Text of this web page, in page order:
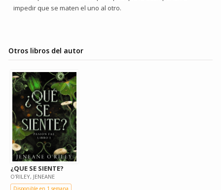
impedir que se maten el uno al otro.
Otros libros del autor
¿QUE SE SIENTE?
O'RILEY, JENEANE
Disponible en 1 semana